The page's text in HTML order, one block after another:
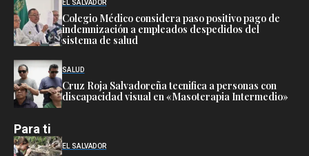
EL SALVADOR
Colegio Médico considera paso positivo pago de
indemnización a empleados despedidos del
sistema de salud
SALUD
Cruz Roja Salvadoreña tecnifica a personas con
discapacidad visual en «Masoterapia Intermedio»
Para ti
EL SALVADOR